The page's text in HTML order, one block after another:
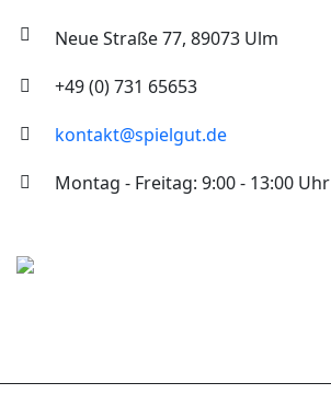
Neue Straße 77, 89073 Ulm
+49 (0) 731 65653
kontakt@spielgut.de
Montag - Freitag: 9:00 - 13:00 Uhr